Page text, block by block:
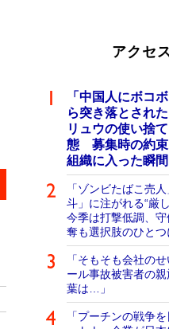
アクセ
「中国人にボコ
ら突き落とされ
リュウの使い捨
態 募集時の約束
組織に入った瞬
「ゾンビたばこ売
斗」に注がれる“厳
今季は打撃低調、
奪も選択肢のひとつ
「そもそも会社の
ール事故被害者の
葉は…」
「プーチンの戦争